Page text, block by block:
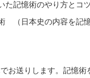
た記憶術のやり方とコ
（日本史の内容を記
お送りします。記憶術